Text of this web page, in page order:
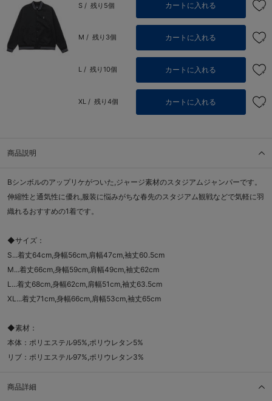
S / 残り5個 カートに入れる
M / 残り3個 カートに入れる
L / 残り10個 カートに入れる
XL / 残り4個 カートに入れる
商品説明
Bシンボルのアップリケがついた,ジャージ素材のスタジアムジャンパーです。
伸縮性と通気性に優れ,服装に悩みがちな春先のスタジアム観戦などで気軽に羽
織れるおすすめの1着です。
◆サイズ：
S...着丈64cm,身幅56cm,肩幅47cm,袖丈60.5cm
M...着丈66cm,身幅59cm,肩幅49cm,袖丈62cm
L...着丈68cm,身幅62cm,肩幅51cm,袖丈63.5cm
XL...着丈71cm,身幅66cm,肩幅53cm,袖丈65cm
◆素材：
本体：ポリエステル95%,ポリウレタン5%
リブ：ポリエステル97%,ポリウレタン3%
商品詳細